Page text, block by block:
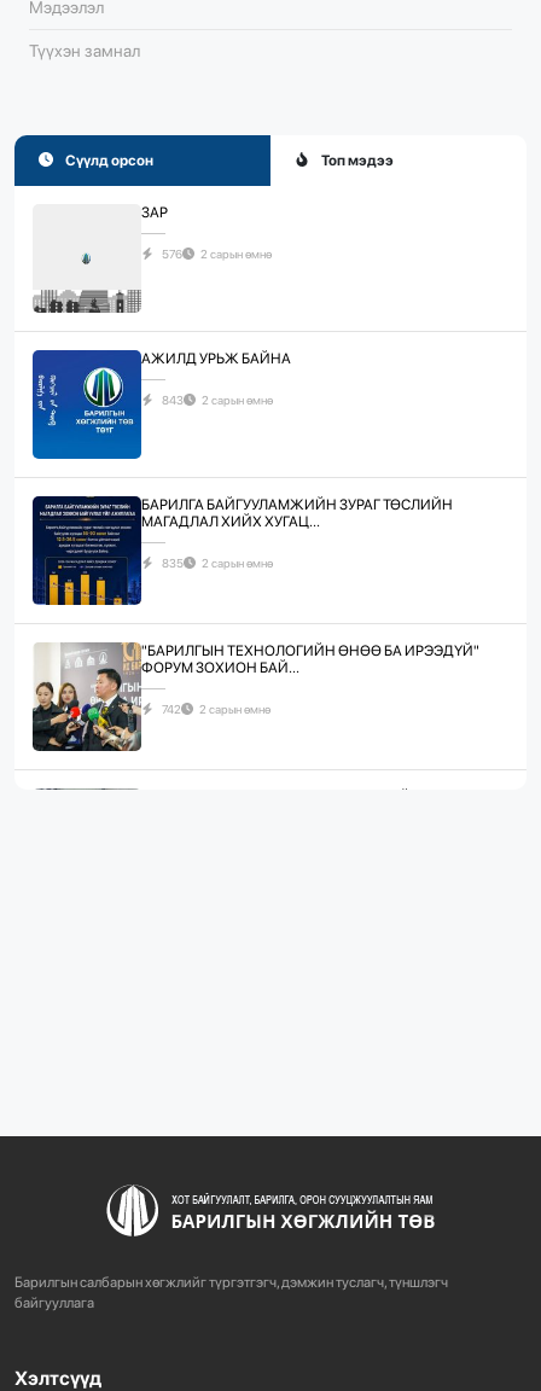
Мэдээлэл
Түүхэн замнал
Сүүлд орсон Топ мэдээ
ЗАР
576 2 сарын өмнө
АЖИЛД УРЬЖ БАЙНА
843 2 сарын өмнө
БАРИЛГА БАЙГУУЛАМЖИЙН ЗУРАГ ТӨСЛИЙН
МАГАДЛАЛ ХИЙХ ХУГАЦ...
835 2 сарын өмнө
"БАРИЛГЫН ТЕХНОЛОГИЙН ӨНӨӨ БА ИРЭЭДҮЙ"
ФОРУМ ЗОХИОН БАЙ...
742 2 сарын өмнө
ХОТ БАЙГУУЛАЛТЫН ТУХАЙ ХУУЛИЙН
3 сарын өмнө
Барилгын салбарын хөгжлийг түргэтгэгч, дэмжин туслагч, түншлэгч
байгууллага
Хэлтсүүд